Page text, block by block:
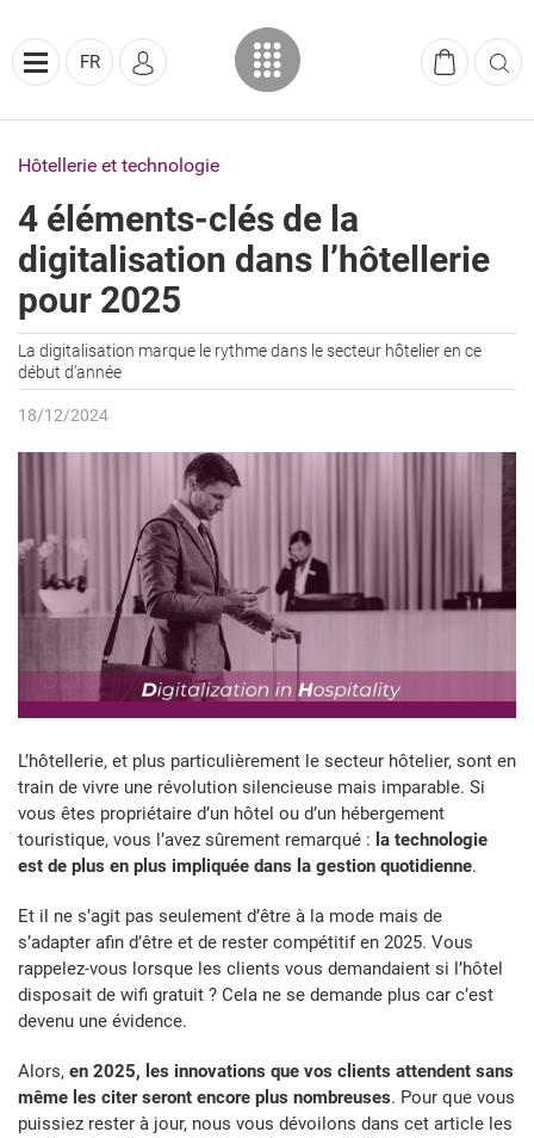
FR
Hôtellerie et technologie
4 éléments-clés de la
digitalisation dans l’hôtellerie
pour 2025
La digitalisation marque le rythme dans le secteur hôtelier en ce
début d’année
18/12/2024
L’hôtellerie, et plus particulièrement le secteur hôtelier, sont en
train de vivre une révolution silencieuse mais imparable. Si
vous êtes propriétaire d’un hôtel ou d’un hébergement
touristique, vous l’avez sûrement remarqué : la technologie
est de plus en plus impliquée dans la gestion quotidienne.
Et il ne s’agit pas seulement d’être à la mode mais de
s’adapter afin d’être et de rester compétitif en 2025. Vous
rappelez-vous lorsque les clients vous demandaient si l’hôtel
disposait de wifi gratuit ? Cela ne se demande plus car c’est
devenu une évidence.
Alors, en 2025, les innovations que vos clients attendent sans
même les citer seront encore plus nombreuses. Pour que vous
puissiez rester à jour, nous vous dévoilons dans cet article les